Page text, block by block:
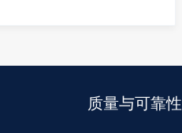
质量与可靠性